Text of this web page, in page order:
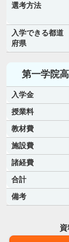
選考方法
入学できる都道
府県
第一学院
入学金
授業料
教材費
施設費
諸経費
合計
備考